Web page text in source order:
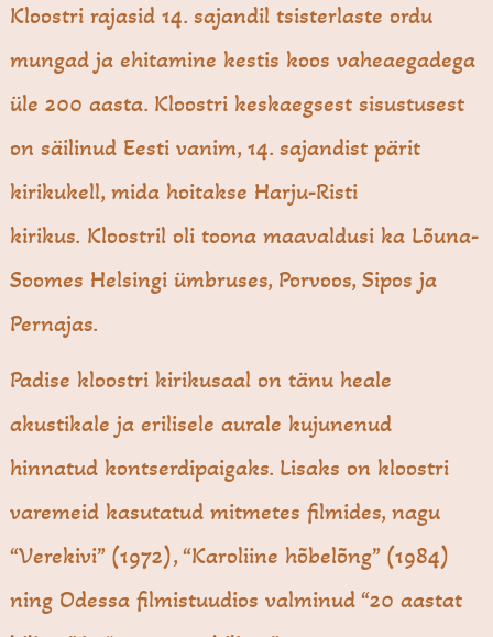
Kloostri rajasid 14. sajandil tsisterlaste ordu
mungad ja ehitamine kestis koos vaheaegadega
üle 200 aasta. Kloostri keskaegsest sisustusest
on säilinud Eesti vanim, 14. sajandist pärit
kirikukell, mida hoitakse Harju-Risti
kirikus. Kloostril oli toona maavaldusi ka Lõuna-
Soomes Helsingi ümbruses, Porvoos, Sipos ja
Pernajas.
Padise kloostri kirikusaal on tänu heale
akustikale ja erilisele aurale kujunenud
hinnatud kontserdipaigaks. Lisaks on kloostri
varemeid kasutatud mitmetes filmides, nagu
“Verekivi” (1972), “Karoliine hõbelõng” (1984)
ning Odessa filmistuudios valminud “20 aastat